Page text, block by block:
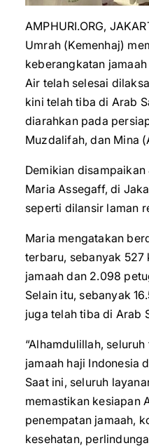
AMPHURI.ORG,
Umrah (Kemenhaj)
keberangkatan
Air telah selesai
kini telah tiba di Arab
diarahkan pada
Muzdalifah, dan Mina
Demikian
Maria Assegaff, di
seperti dilansir laman
Maria mengatakan
terbaru, sebanyak 527
jamaah dan 2.098
Selain itu, sebanyak
juga telah tiba di Arab
“Alhamdulillah,
jamaah haji Indonesia
Saat ini, seluruh
memastikan kesiapan
penempatan jamaah,
kesehatan,